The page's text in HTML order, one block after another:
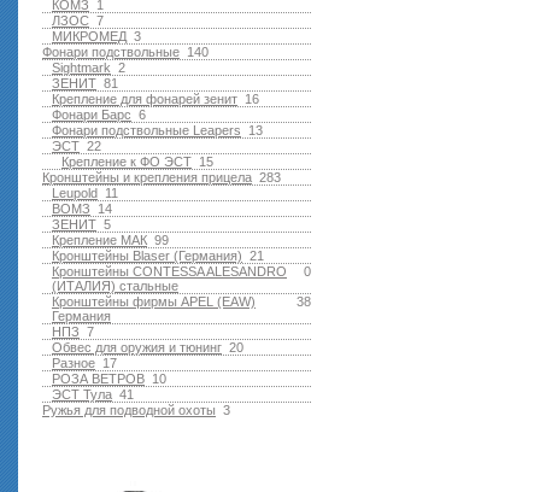
1
КОМЗ
7
ЛЗОС
3
МИКРОМЕД
140
Фонари подствольные
2
Sightmark
81
ЗЕНИТ
16
Крепление для фонарей зенит
6
Фонари Барс
13
Фонари подствольные Leapers
22
ЭСТ
15
Крепление к ФО ЭСТ
283
Кронштейны и крепления прицела
11
Leupold
14
ВОМЗ
5
ЗЕНИТ
99
Крепление МАК
21
Кронштейны Blaser (Германия)
0
Кронштейны CONTESSA ALESANDRO
(ИТАЛИЯ) стальные
38
Кронштейны фирмы APEL (EAW)
Германия
7
НПЗ
20
Обвес для оружия и тюнинг
17
Разное
10
РОЗА ВЕТРОВ
41
ЭСТ Тула
3
Ружья для подводной оxоты